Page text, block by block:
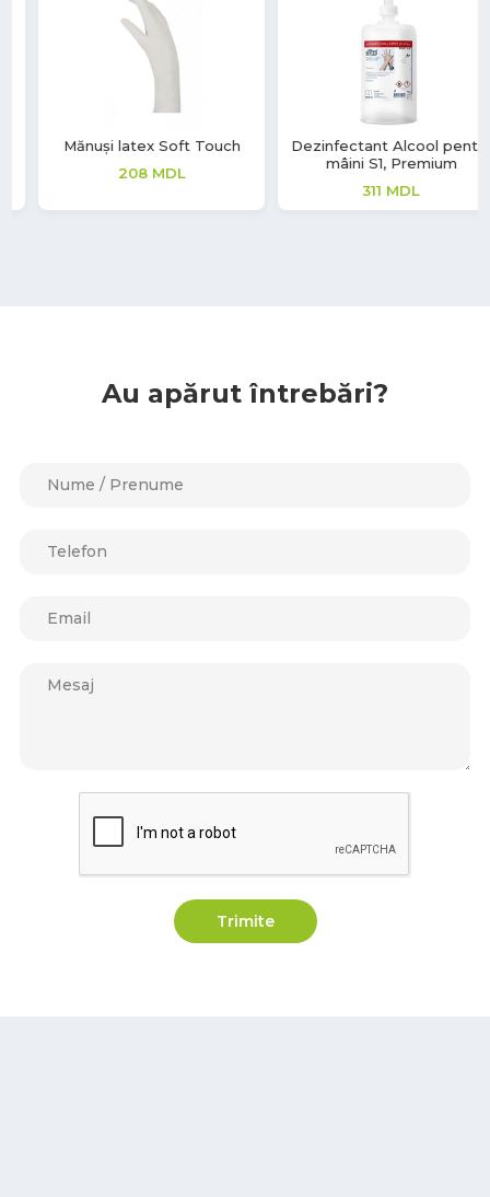
Dezinfectant Alcool pentru
Mănuși nitril Aurelia Sonic
380 MDL
Au apărut întrebări?
Trimite